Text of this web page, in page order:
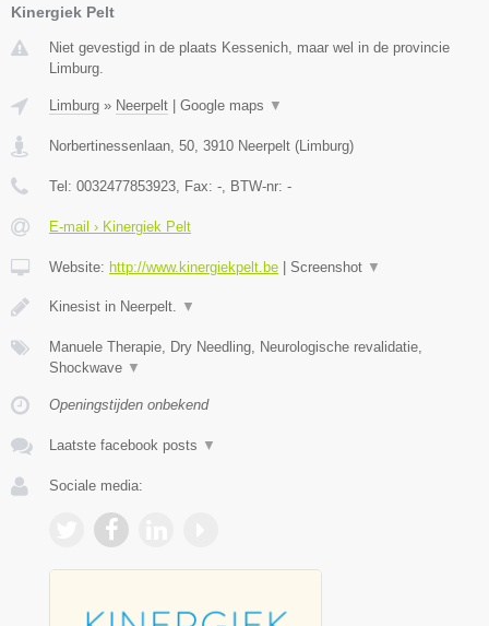
Kinergiek Pelt
Niet gevestigd in de plaats Kessenich, maar wel in de provincie
Limburg.
Limburg » Neerpelt | Google maps ▼
Norbertinessenlaan, 50 3910 Neerpelt (Limburg)
Tel: 0032477853923 , Fax: - , BTW-nr: -
E-mail › Kinergiek Pelt
Website: http://www.kinergiekpelt.be | Screenshot ▼
Kinesist in Neerpelt. ▼
Manuele Therapie, Dry Needling, Neurologische revalidatie,
Shockwave ▼
Openingstijden onbekend
Laatste facebook posts ▼
Sociale media: